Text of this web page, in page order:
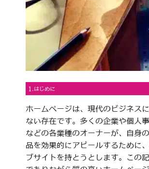
1.はじめに
ホームページは、現代のビジネス
ない存在です。多くの企業や個人
などの各業種のオーナーが、自身
品を効果的にアピールするために
ブサイトを持とうとします。この